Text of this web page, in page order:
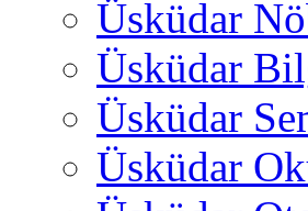
Üsküdar
Üsküdar
Üsküdar
Üsküdar